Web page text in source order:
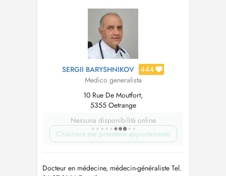
SERGII BARYSHNIKOV 444
Medico generalista
10 Rue De Moutfort,
5355 Oetrange
Nessuna disponibilità online
Chiamare per prendere appuntamento
Docteur en médecine, médecin-généraliste Tel.